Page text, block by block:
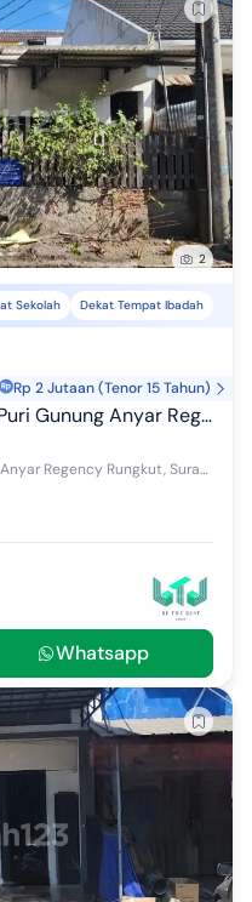
2
Sekolah Dekat Tempat Ibadah
Rp 2 Jutaan (Tenor 15 Tahun)
Regency Rungkut Surabaya
Rumah 1 lantai di Perum Puri Gunung Anyar Regency Rungkut, Surabaya. Dijual rumah di wilayah yang asri dengan pemandangan Lokasi di Pusat Kota. Pr...
Whatsapp